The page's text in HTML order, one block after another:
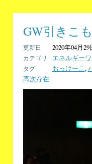
GW引きこ
2020年04月29
エネルギー
おっけーこ,
高次存在